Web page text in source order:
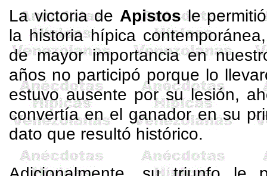
La victoria de Apistosle
la historia hípica
de mayor importancia en
años no participó porque lo
estuvo ausente por su lesión,
convertía en el ganador en su
dato que resultó histórico.